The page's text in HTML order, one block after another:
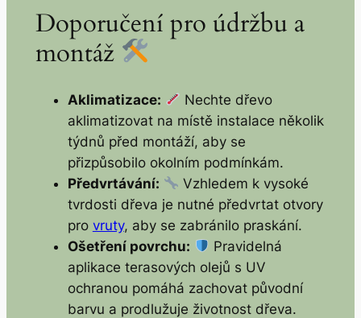
Doporučení pro údržbu a
montáž
Aklimatizace:
Nechte dřevo
aklimatizovat na místě instalace několik
týdnů před montáží, aby se
přizpůsobilo okolním podmínkám.
Předvrtávání:
Vzhledem k vysoké
tvrdosti dřeva je nutné předvrtat otvory
pro vruty, aby se zabránilo praskání.
Ošetření povrchu:
Pravidelná
aplikace terasových olejů s UV
ochranou pomáhá zachovat původní
barvu a prodlužuje životnost dřeva.